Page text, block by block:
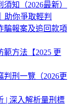
知（2026最新）
助你爭取輕判
騙報案及追回款項
方法【2025 更
刑一覽（2026更
| 深入解析量刑標